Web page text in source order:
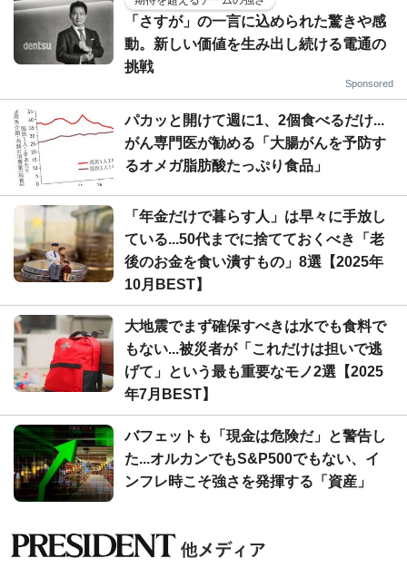
「さすが」の一言に込められた驚きや感
動。新しい価値を生み出し続ける電通の
挑戦
Sponsored
パカッと開けて週に1、2個食べるだけ...
がん専門医が勧める「大腸がんを予防す
るオメガ脂肪酸たっぷり食品」
「年金だけで暮らす人」は早々に手放し
ている...50代までに捨てておくべき「老
後のお金を食い潰すもの」8選【2025年
10月BEST】
大地震でまず確保すべきは水でも食料で
もない...被災者が「これだけは担いで逃
げて」という最も重要なモノ2選【2025
年7月BEST】
バフェットも「現金は危険だ」と警告し
た...オルカンでもS&P500でもない、イ
ンフレ時こそ強さを発揮する「資産」